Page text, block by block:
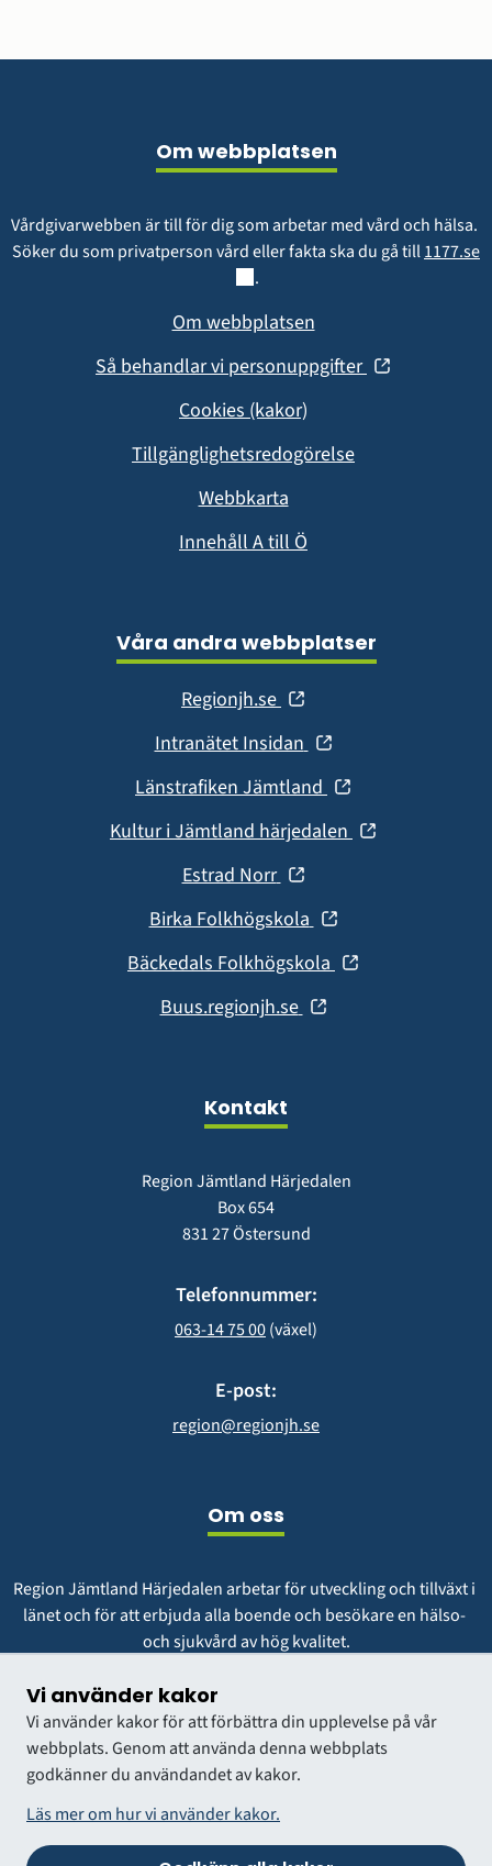
Vi använder kakor
Vi använder kakor för att förbättra din upplevelse på vår
webbplats. Genom att använda denna webbplats
godkänner du användandet av kakor.
Läs mer om hur vi använder kakor.
Om webbplatsen
Vårdgivarwebben är till för dig som arbetar med vård och hälsa.
Söker du som privatperson vård eller fakta ska du gå till 1177.se
.
Om webbplatsen
Så behandlar vi personuppgifter (öppnas
Cookies (kakor)
Tillgänglighetsredogörelse
Webbkarta
Innehåll A till Ö
Våra andra webbplatser
Regionjh.se (öppnas
nytt
fönster)
Intranätet Insidan (öppnas
nytt
fönster)
Länstrafiken Jämtland (öppnas
nytt
Kultur i Jämtland härjedalen (öppnas
Estrad Norr (öppnas
nytt
fönster)
Birka Folkhögskola (öppnas
nytt
fönster)
Bäckedals Folkhögskola (öppnas
Buus.regionjh.se (öppnas
Kontakt
Region Jämtland Härjedalen
Box 654
831 27 Östersund
Telefonnummer:
063-14 75 00 (växel)
E-post:
region@regionjh.se
Om oss
Region Jämtland Härjedalen arbetar för utveckling och tillväxt i
länet och för att erbjuda alla boende och besökare en hälso-
och sjukvård av hög kvalitet.
Vår vision är att vara en region att längta till och växa i.